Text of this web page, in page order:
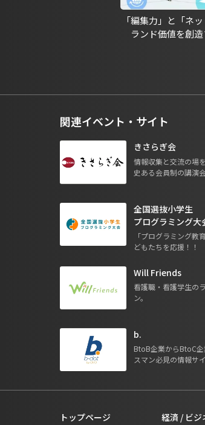
「編集力」と「ネ
ランド価値を創
関連イベント・サイト
きさらぎ会
情報収集と交流の場
史ある会員制の講演
全国選抜小学生
プログラミング大
「プログラミング教
どもたちを応援！！
Will Friends
看護職・看護学生の
ン。
b.
BtoB企業からBtoC
スマン必見の情報サ
トップページ 経済 / ビジ